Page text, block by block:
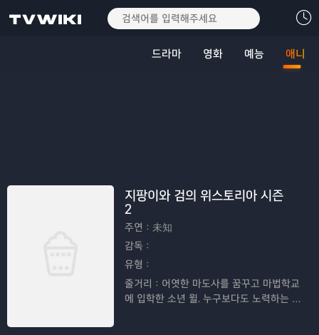
드라마 영화 예능 애니
지팡이와 검의 위스토리아 시즌
2
주연： 未知
감독：
유형：
줄거리： 어엿한 마도사를 꿈꾸고 마법학교
에 입학한 소년 윌. 누구보다도 노력하는 그